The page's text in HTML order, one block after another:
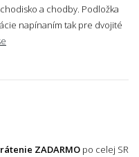
a chodby. Podložka
napínaním tak pre dvojité
ZADARMO po celej SR